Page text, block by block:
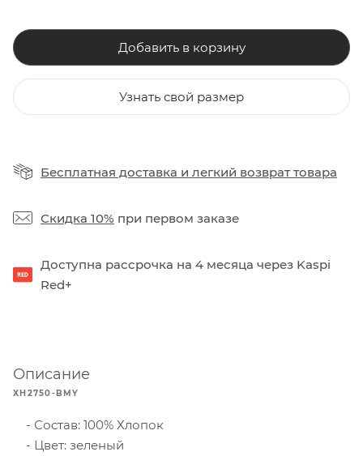
Добавить в корзину
Узнать свой размер
Бесплатная доставка и легкий возврат товара
Скидка 10% при первом заказе
Доступна рассрочка на 4 месяца через Kaspi
Red+
Описание
XH2750-BMY
Состав: 100% Хлопок
Цвет: зеленый